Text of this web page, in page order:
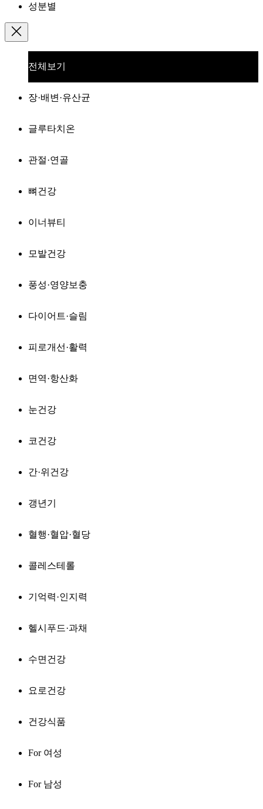
성분별
전체보기
장·배변·유산균
글루타치온
관절·연골
뼈건강
이너뷰티
모발건강
풍성·영양보충
다이어트·슬림
피로개선·활력
면역·항산화
눈건강
코건강
간·위건강
갱년기
혈행·혈압·혈당
콜레스테롤
기억력·인지력
헬시푸드·과채
수면건강
요로건강
건강식품
For 여성
For 남성